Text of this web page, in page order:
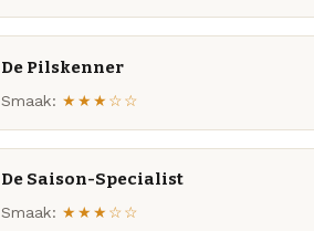
De Pilskenner
Smaak: ★★★☆☆
De Saison-Specialist
Smaak: ★★★☆☆